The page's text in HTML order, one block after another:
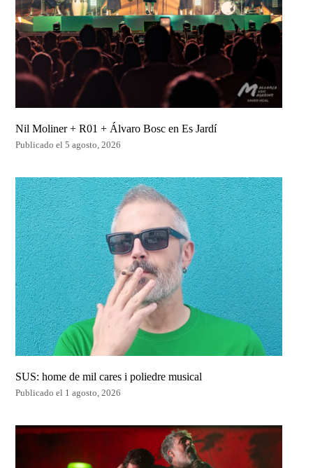
Nil Moliner + R01 + Álvaro Bosc en Es Jardí
Publicado el 5 agosto, 2026
SUS: home de mil cares i poliedre musical
Publicado el 1 agosto, 2026